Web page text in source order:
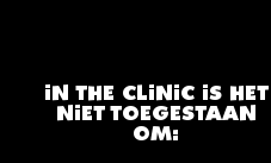
IN THE CLINIC IS HET
NIET TOEGESTAAN
OM: